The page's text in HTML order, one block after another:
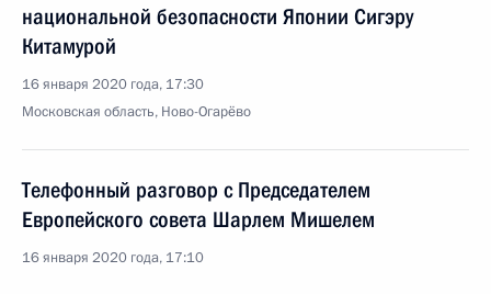
национальной безопасности Японии Сигэру
Китамурой
16 января 2020 года, 17:30
Московская область, Ново-Огарёво
Телефонный разговор с Председателем
Европейского совета Шарлем Мишелем
16 января 2020 года, 17:10